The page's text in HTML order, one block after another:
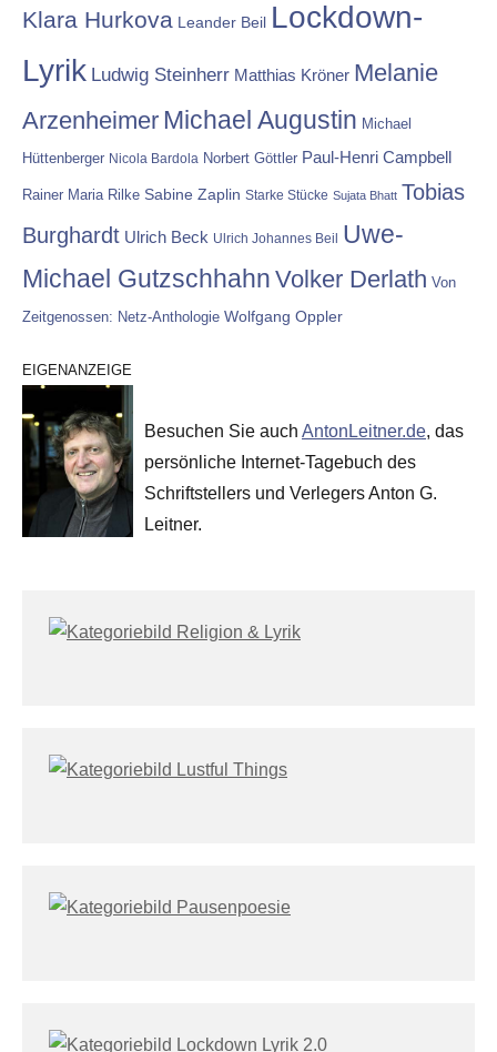
Klara Hurkova Leander Beil Lockdown-
Lyrik Ludwig Steinherr Matthias Kröner Melanie
Arzenheimer Michael Augustin Michael
Hüttenberger Nicola Bardola Norbert Göttler Paul-Henri Campbell
Rainer Maria Rilke Sabine Zaplin Starke Stücke Sujata Bhatt Tobias
Burghardt Ulrich Beck Ulrich Johannes Beil
Uwe-
Michael Gutzschhahn Volker Derlath Von
Zeitgenossen: Netz-Anthologie Wolfgang Oppler
EIGENANZEIGE
Besuchen Sie auch AntonLeitner.de, das
persönliche Internet-Tagebuch des
Schriftstellers und Verlegers Anton G.
Leitner.